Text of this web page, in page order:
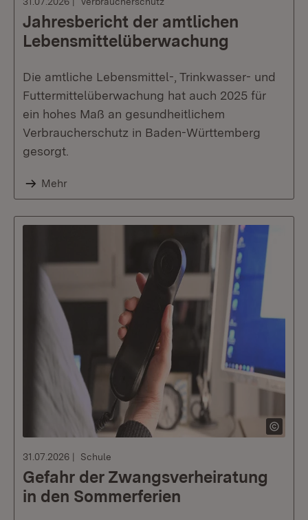
Jahresbericht der amtlichen
Lebensmittelüberwachung
Die amtliche Lebensmittel-, Trinkwasser- und
Futtermittelüberwachung hat auch 2025 für
ein hohes Maß an gesundheitlichem
Verbraucherschutz in Baden-Württemberg
gesorgt.
Mehr
31.07.2026 Schule
Gefahr der Zwangsverheiratung
in den Sommerferien